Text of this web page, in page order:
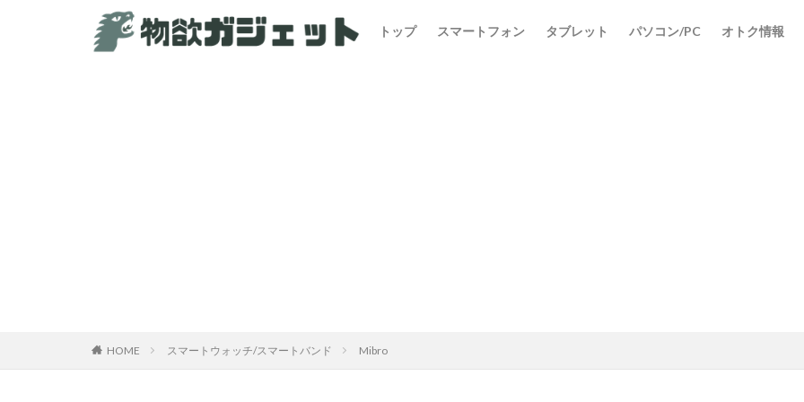
トップ スマートフォン タブレット パソコン/PC オトク情報
HOME スマートウォッチ/スマートバンド Mibro